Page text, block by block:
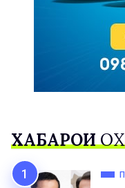
ХАБАРҲОИ